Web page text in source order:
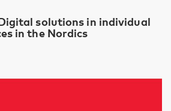
solutions in individual
in the Nordics